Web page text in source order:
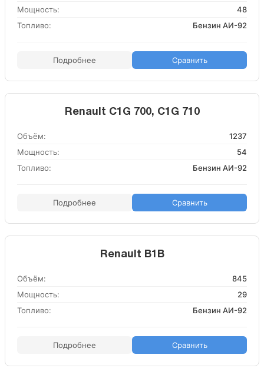
Мощность:
48
Топливо:
Бензин АИ-92
Подробнее Сравнить
Renault C1G 700, C1G 710
Объём:
1237
Мощность:
54
Топливо:
Бензин АИ-92
Подробнее Сравнить
Renault B1B
Объём:
845
Мощность:
29
Топливо:
Бензин АИ-92
Подробнее Сравнить